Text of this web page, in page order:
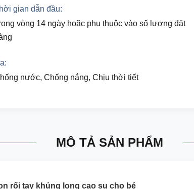
gian dẫn đầu:
vòng 14 ngày hoặc phụ thuộc vào số lượng đặt
nước, Chống nắng, Chịu thời tiết
MÔ TẢ SẢN PHẨM
rối tay khủng long cao su cho bé